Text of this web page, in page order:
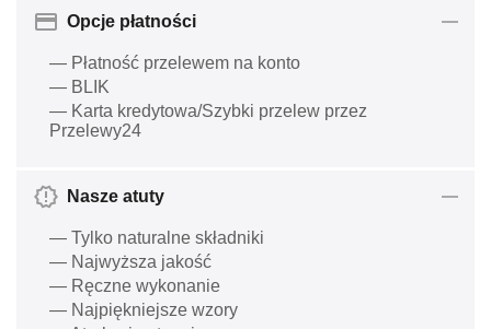
Opcje płatności
— Płatność przelewem na konto
— BLIK
— Karta kredytowa/Szybki przelew przez
Przelewy24
Nasze atuty
— Tylko naturalne składniki
— Najwyższa jakość
— Ręczne wykonanie
— Najpiękniejsze wzory